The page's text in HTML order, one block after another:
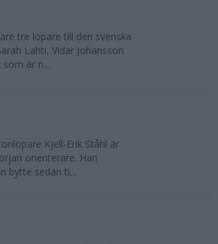
tre löpare till den svenska
Lahti, Vidar Johansson
är n...
Kjell-Erik Ståhl är
orienterare. Han
bytte sedan ti...